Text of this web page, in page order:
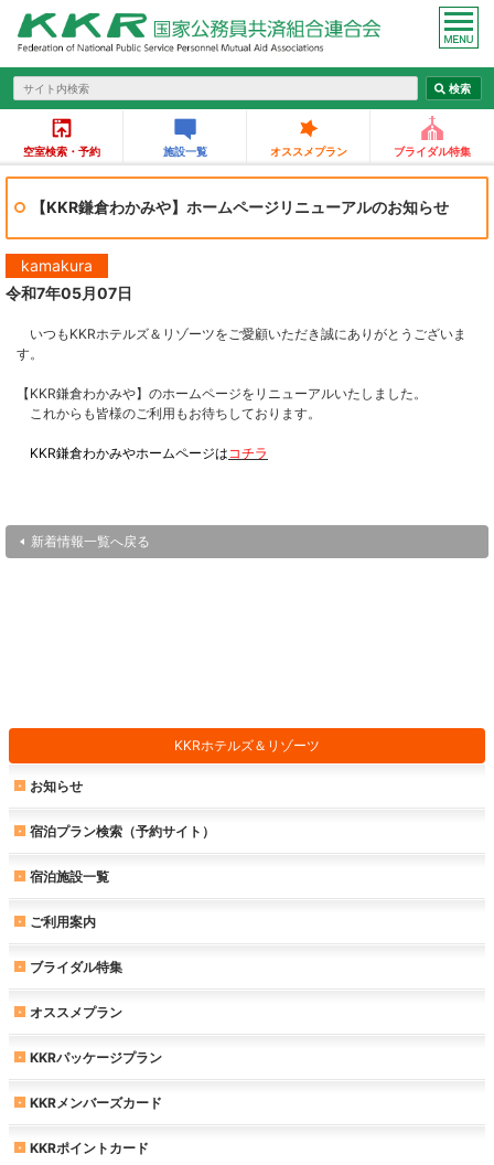
空室検索・予約 施設一覧 オススメプラン ブライダル特集
KKRホテルズ＆リゾーツ
お知らせ
宿泊プラン検索（予約サイト）
宿泊施設一覧
ご利用案内
ブライダル特集
オススメプラン
KKRパッケージプラン
KKRメンバーズカード
KKRポイントカード
【KKR鎌倉わかみや】ホームページリニューアルのお知らせ
kamakura
令和7年05月07日
いつもKKRホテルズ＆リゾーツをご愛顧いただき誠にありがとうございま
す。
【KKR鎌倉わかみや】のホームページをリニューアルいたしました。
これからも皆様のご利用もお待ちしております。
KKR鎌倉わかみやホームページは コチラ
新着情報一覧へ戻る